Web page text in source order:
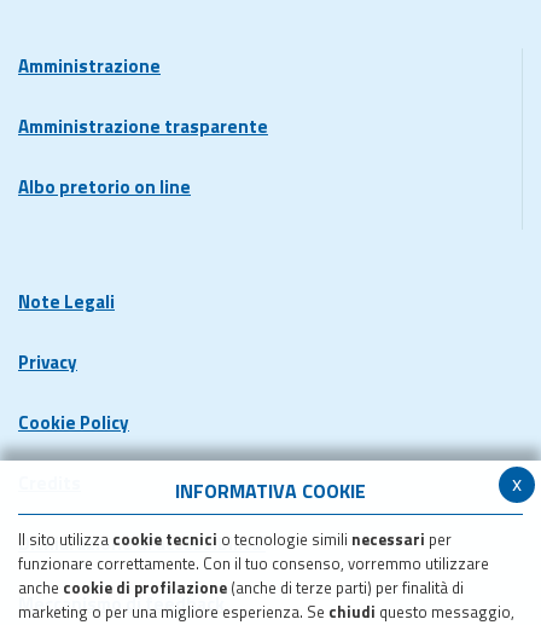
x
INFORMATIVA COOKIE
Il sito utilizza cookie tecnici o tecnologie simili necessari per
funzionare correttamente. Con il tuo consenso, vorremmo utilizzare
anche cookie di profilazione (anche di terze parti) per finalità di
marketing o per una migliore esperienza. Se chiudi questo messaggio,
Amministrazione
Amministrazione trasparente
Albo pretorio on line
Note Legali
Privacy
Cookie Policy
Dichiarazione di accessibilita'
Meccanismo di feedback